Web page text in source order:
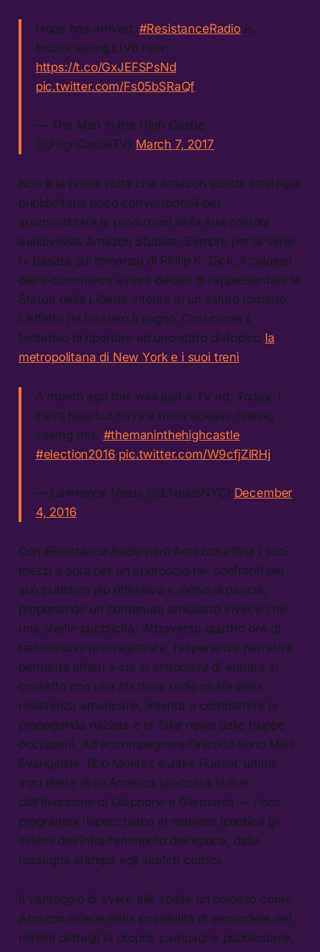
Hope has arrived. #ResistanceRadiois
broadcasting LIVE now:
https://t.co/GxJEFSPsNd
pic.twitter.com/Fs05bSRaQf
— The Man in the High Castle
(@HighCastleTV) March 7, 2017
Non è la prima volta che Amazon adotta strategie
pubblicitarie poco convenzionali per
sponsorizzare le produzioni della sua costola
audiovisiva Amazon Studios. Sempre per la serie
tv basata sul romanzo di Philip K. Dick, il colosso
dell’e-commerce aveva deciso di rappresentare la
Statua della Libertà intenta in un saluto romano.
L’effetto ha lasciato il segno. Così come il
tentativo di riportare ad uno stato distopico la
metropolitana di New York e i suoi treni.
A month ago this was just a TV ad. Today, I
can't help but have a more queasy feeling
seeing this. #themaninthehighcastle
#election2016 pic.twitter.com/W9cfjZlRHj
— Lawrence Neals (@LNealsNYC) December
4, 2016
Con Resistance Radio però Amazon affina i suoi
mezzi e opta per un approccio nei confronti del
suo pubblico più riflessivo e meno di pancia,
proponendo un contenuto articolato invece che
una sterile pubblicità. Attraverso quattro ore di
trasmissioni pre-registrate, l’esperienza narrativa
permette infatti a chi si sintonizzadi entrare in
contatto con una stazione radio pirata della
resistenza americana, intenta a combattere la
propaganda nazista e le fake news delle truppe
occupanti. Ad accompagnare l’ascolto sono Miss
Evangeline, Bob Montez e Jake Rumiel, ultime
voci libere di un’America spaccata in due
dall’invasione di Giappone e Germania — i loro
programmi rispecchiano in maniera ipnotica gli
stilemi dell’intrattenimento dell’epoca, dalla
rassegna stampa agli sketch comici.
Il vantaggio di avere alle spalle un colosso come
Amazon risiede nella possibilità di espandere nei
minimi dettagli la propria campagna pubblicitaria,